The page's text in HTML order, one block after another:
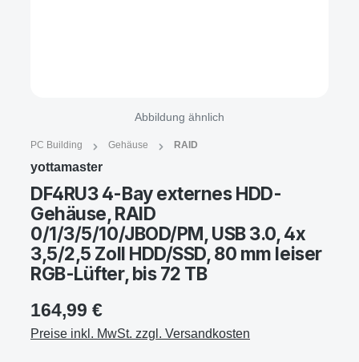
Abbildung ähnlich
PC Building Gehäuse RAID
yottamaster
DF4RU3 4-Bay externes HDD-
Gehäuse, RAID
0/1/3/5/10/JBOD/PM, USB 3.0, 4x
3,5/2,5 Zoll HDD/SSD, 80 mm leiser
RGB-Lüfter, bis 72 TB
164,99 €
Preise inkl. MwSt. zzgl. Versandkosten